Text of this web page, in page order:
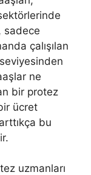
sadece
çalışılan
ne
bir protez
ücret
bu
uzmanları